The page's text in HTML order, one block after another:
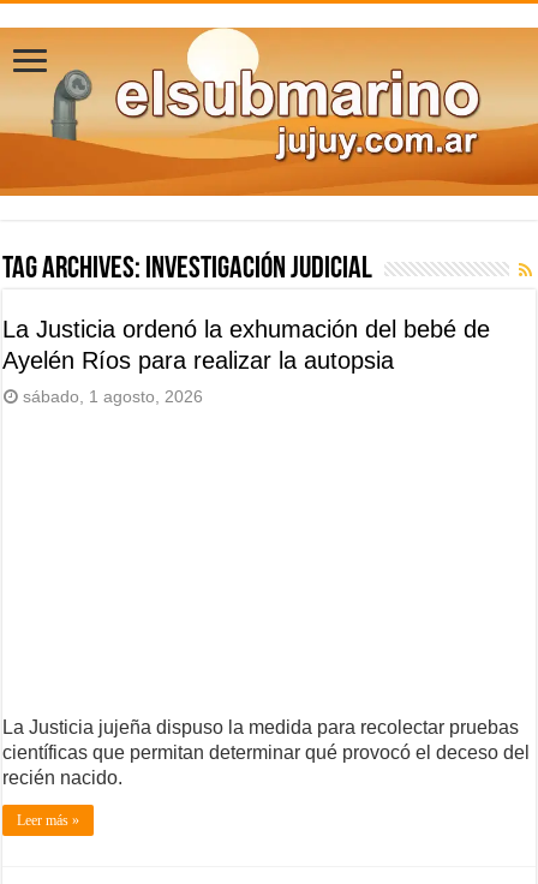
Tag Archives: investigación judicial
La Justicia ordenó la exhumación del bebé de
Ayelén Ríos para realizar la autopsia
sábado, 1 agosto, 2026
La Justicia jujeña dispuso la medida para recolectar pruebas
científicas que permitan determinar qué provocó el deceso del
recién nacido.
Leer más »